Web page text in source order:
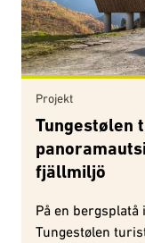
Projekt
Tungestølen
fjällmiljö
På en
Tungestølen